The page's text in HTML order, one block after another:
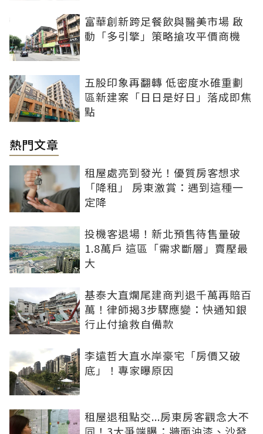
富華創新跨足餐飲與醫美市場 啟
動「多引擎」策略搶攻平價商機
五股印象再翻轉 低密度水碓重劃
區新建案「日日是好日」落成即焦
點
熱門文章
租屋處亮到發光！優質房客想求
「降租」 房東激賞：遇到這種一
定降
投機客退場！新北預售待售量破
1.8萬戶 這區「需求斷層」賣壓最
大
基泰大直爛尾建商判退千萬再賠百
萬！律師揭3步驟應變：快通知銀
行止付搶救自備款
李遠哲大直水岸豪宅「房價又破
底」！專家曝原因
租屋退租點交...房東房客觀念大不